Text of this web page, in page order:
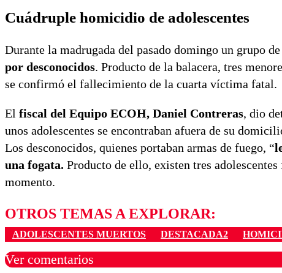
Cuádruple homicidio de adolescentes
Durante la madrugada del pasado domingo un grupo de
por desconocidos. Producto de la balacera, tres
se confirmó el fallecimiento de la cuarta víctima fatal.
El fiscal del Equipo ECOH, Daniel Contreras, dio
unos adolescentes se encontraban afuera de su
Los desconocidos, quienes portaban armas de fuego, “
una fogata. Producto de ello, existen tres
momento.
OTROS TEMAS A EXPLORAR:
ADOLESCENTES MUERTOS DESTACADA2
Ver comentarios